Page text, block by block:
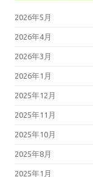
2026年5月
2026年4月
2026年3月
2026年1月
2025年12月
2025年11月
2025年10月
2025年8月
2025年1月